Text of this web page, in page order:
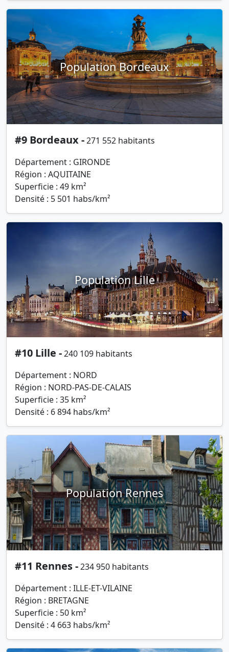
Population Bordeaux
#9 Bordeaux -271 552 habitants
Département : GIRONDE
Région : AQUITAINE
Superficie : 49 km²
Densité : 5 501 habs/km²
Population Lille
#10 Lille -240 109 habitants
Département : NORD
Région : NORD-PAS-DE-CALAIS
Superficie : 35 km²
Densité : 6 894 habs/km²
Population Rennes
#11 Rennes -234 950 habitants
Département : ILLE-ET-VILAINE
Région : BRETAGNE
Superficie : 50 km²
Densité : 4 663 habs/km²